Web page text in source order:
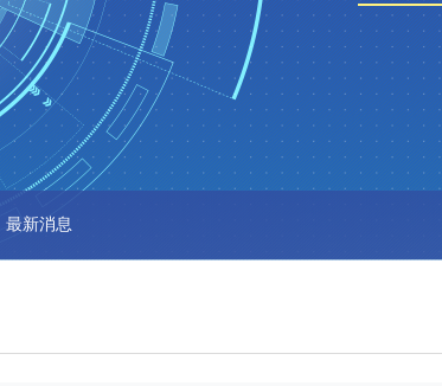
最新消息